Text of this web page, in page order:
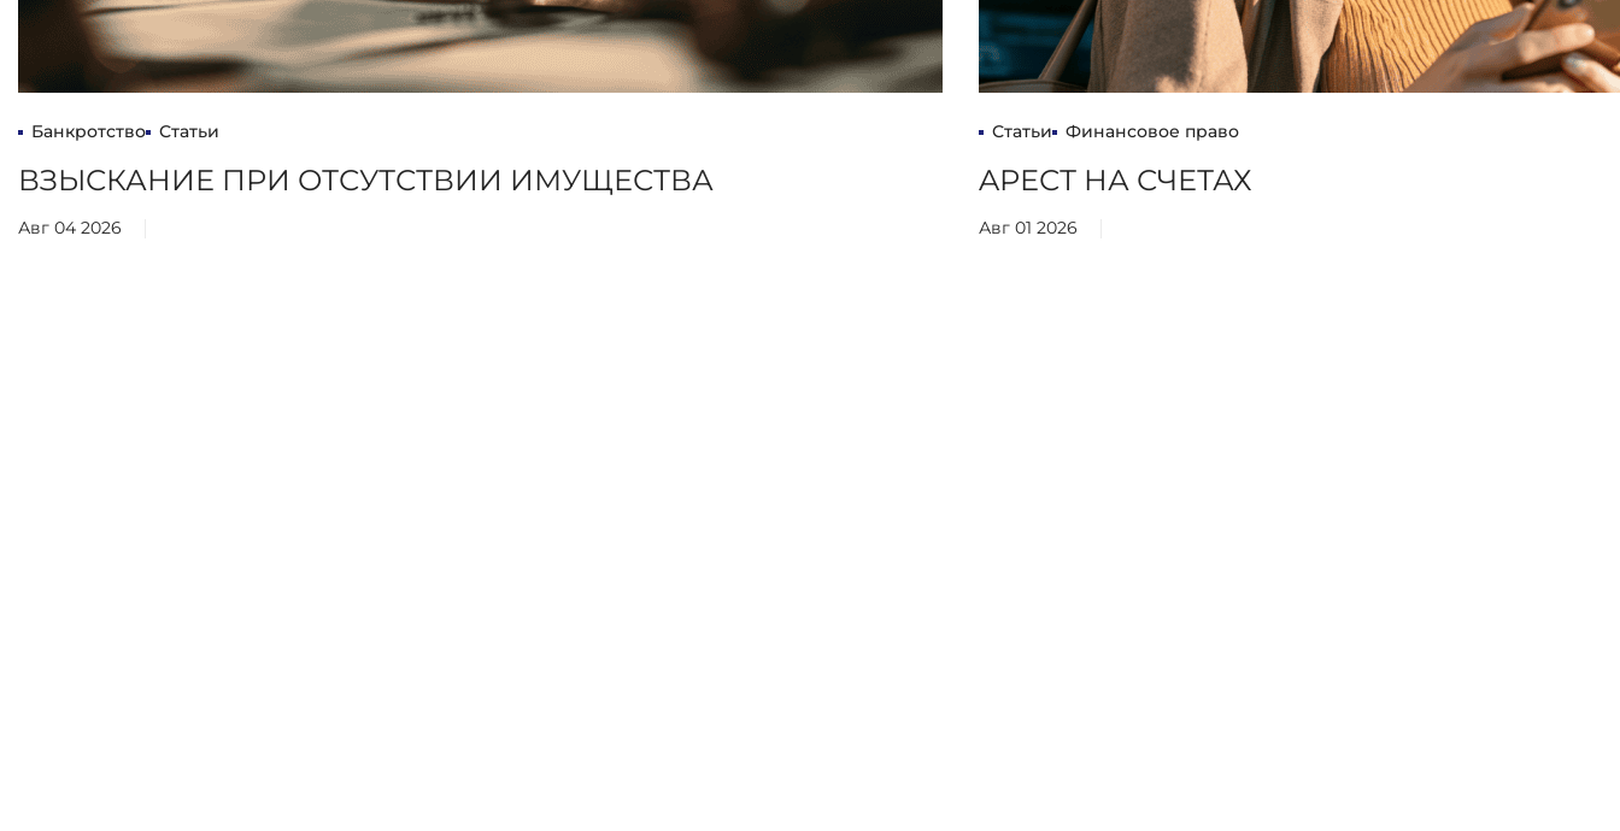
Банкротство Статьи
ВЗЫСКАНИЕ ПРИ ОТСУТСТВИИ ИМУЩЕСТВА
Авг 04 2026
Статьи Финансовое право
AРЕСТ НА СЧЕТАХ
Авг 01 2026